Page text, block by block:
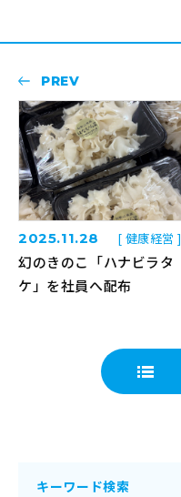
PREV
2025.11.28 [ 健康経営 ]
幻のきのこ「ハナビラタ
ケ」を社員へ配布
キーワード検索